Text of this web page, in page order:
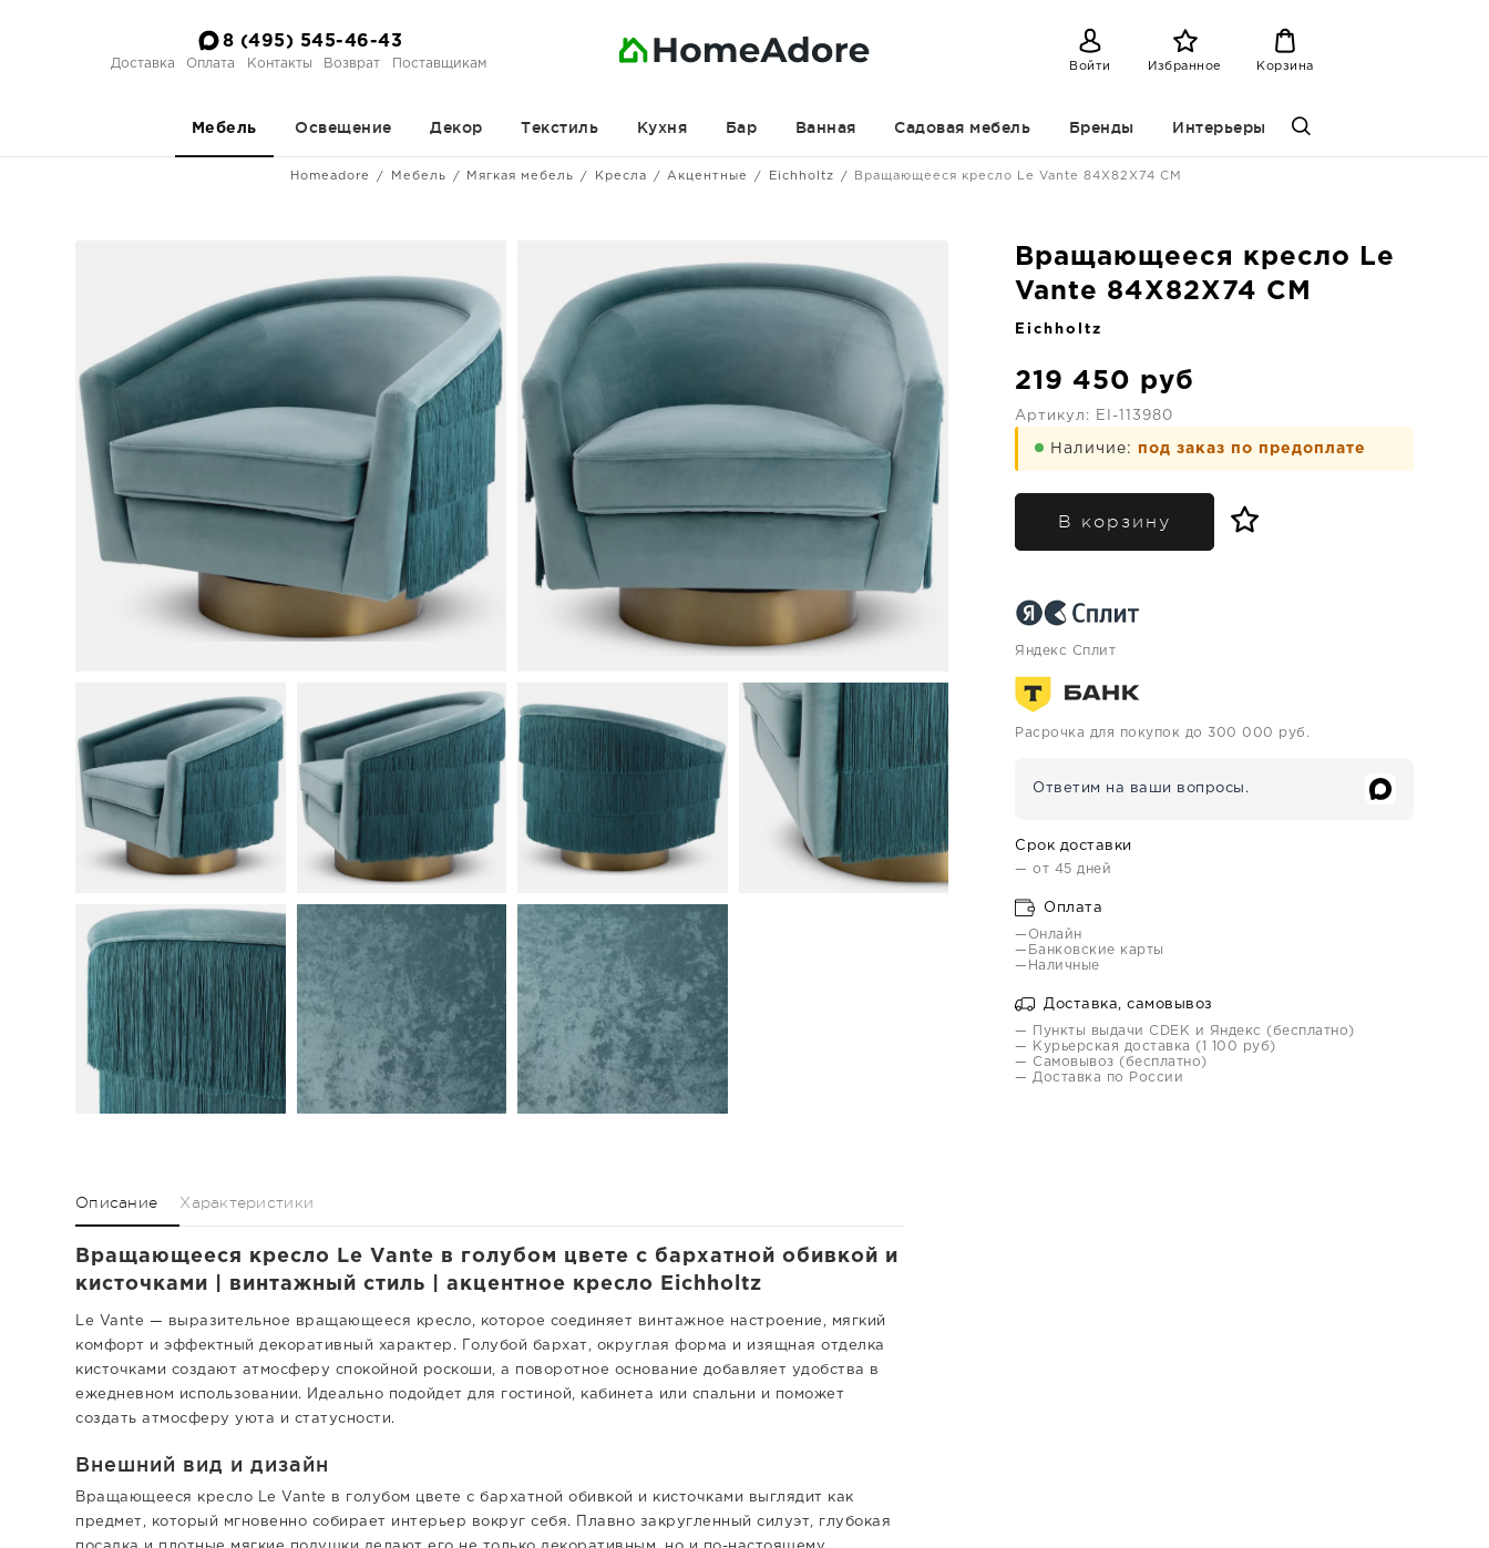
8 (495) 545-46-43
Доставка Оплата Контакты Возврат Поставщикам Войти Избранное Корзина
Мебель Освещение Декор Текстиль Кухня Бар Ванная Садовая мебель Бренды Интерьеры
Homeadore Мебель Мягкая мебель Кресла Акцентные Eichholtz Вращающееся кресло Le Vante 84X82X74 CM
Вращающееся кресло Le
Vante 84X82X74 CM
Eichholtz
219 450 руб
Артикул: EI-113980
Наличие: под заказ по предоплате
В корзину
Яндекс Сплит
Расрочка для покупок до 300 000 руб.
Ответим на ваши вопросы.
Срок доставки
— от 45 дней
Оплата
—Онлайн
—Банковские карты
—Наличные
Доставка, самовывоз
— Пункты выдачи CDEK и Яндекс (бесплатно)
— Курьерская доставка (1 100 руб)
— Самовывоз (бесплатно)
— Доставка по России
Описание Характеристики
Вращающееся кресло Le Vante в голубом цвете с бархатной обивкой и
кисточками | винтажный стиль | акцентное кресло Eichholtz
Le Vante — выразительное вращающееся кресло, которое соединяет винтажное настроение, мягкий
комфорт и эффектный декоративный характер. Голубой бархат, округлая форма и изящная отделка
кисточками создают атмосферу спокойной роскоши, а поворотное основание добавляет удобства в
ежедневном использовании. Идеально подойдет для гостиной, кабинета или спальни и поможет
создать атмосферу уюта и статусности.
Внешний вид и дизайн
Вращающееся кресло Le Vante в голубом цвете с бархатной обивкой и кисточками выглядит как
предмет, который мгновенно собирает интерьер вокруг себя. Плавно закругленный силуэт, глубокая